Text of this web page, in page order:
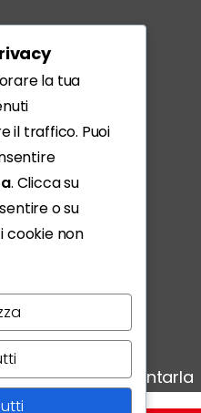
l'App
scoprire:
qui per raccontarla
la tua
il traffico. Puoi
. Clicca su
o su
cookie non